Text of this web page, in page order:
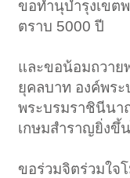
ขอทำนุบำรุงเขต
ตราบ 5000 ปี
และขอน้อมถวาย
ยุคลบาท องค์พระ
พระบรมราชินีนา
เกษมสำราญยิ่งขึ้
ขอร่วมจิตร่วมใจ